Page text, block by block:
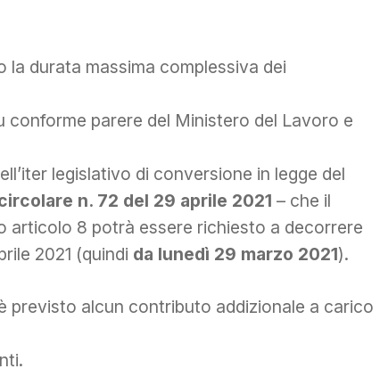
la durata massima complessiva dei
conforme parere del Ministero del Lavoro e
legislativo di conversione in legge del
n. 72 del 29 aprile 2021 – che il
8 potrà essere richiesto a decorrere
2021 (quindi da lunedì 29 marzo 2021).
previsto alcun contributo addizionale a carico